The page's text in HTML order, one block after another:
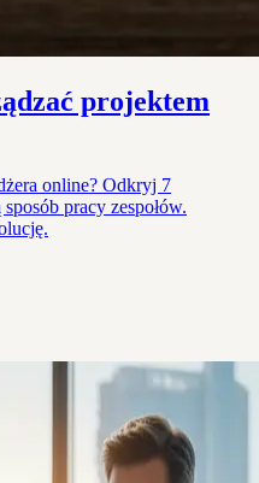
projektem
online? Odkryj 7
pracy zespołów.